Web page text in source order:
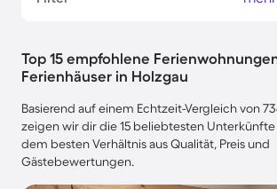
Top 15 empfohlene
Ferienhäuser in Holzgau
Basierend auf einem Echtzeit-Vergleich von
zeigen wir dir die 15 beliebtesten
dem besten Verhältnis aus Qualität, Preis und
Gästebewertungen.